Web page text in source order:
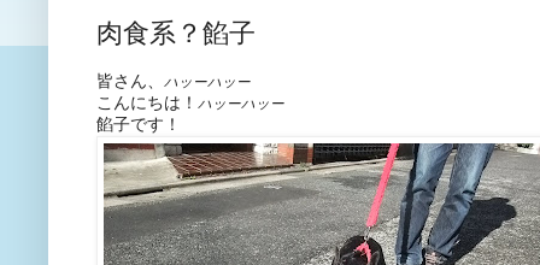
肉食系？餡子
皆さん、 ハッーハッー
こんにちは！ ハッーハッー
餡子です！